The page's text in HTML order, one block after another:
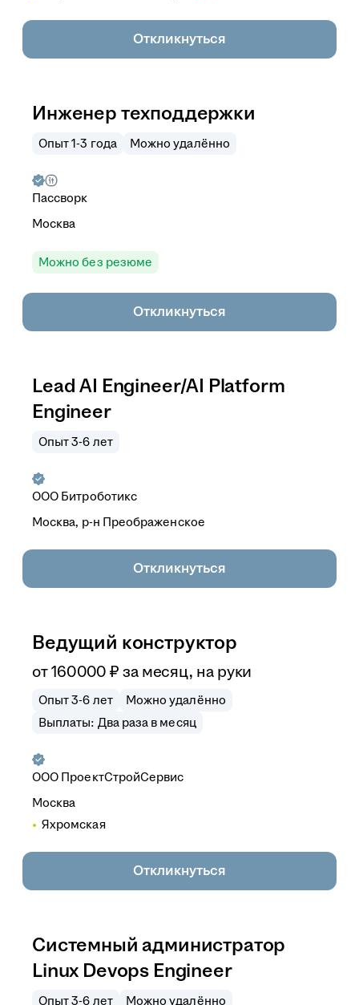
Откликнуться
Инженер техподдержки
Опыт 1-3 года Можно удалённо
Пассворк
Москва
Можно без резюме
Откликнуться
Lead AI Engineer/AI Platform
Engineer
Опыт 3-6 лет
ООО Битроботикс
Москва, р-н Преображенское
Откликнуться
Ведущий конструктор
от160 000 ₽ за месяц, на руки
Опыт 3-6 лет
Можно удалённо
Выплаты: Два раза в месяц
ООО ПроектСтройСервис
Москва
Яхромская
Откликнуться
Системный администратор
Linux Devops Engineer
Опыт 3-6 лет Можно удалённо